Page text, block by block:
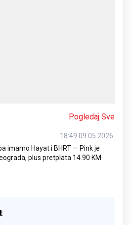
Pogledaj Sve
18:49 09.05.2026.
imamo Hayat i BHRT — Pink je
plus pretplata 14.90 KM